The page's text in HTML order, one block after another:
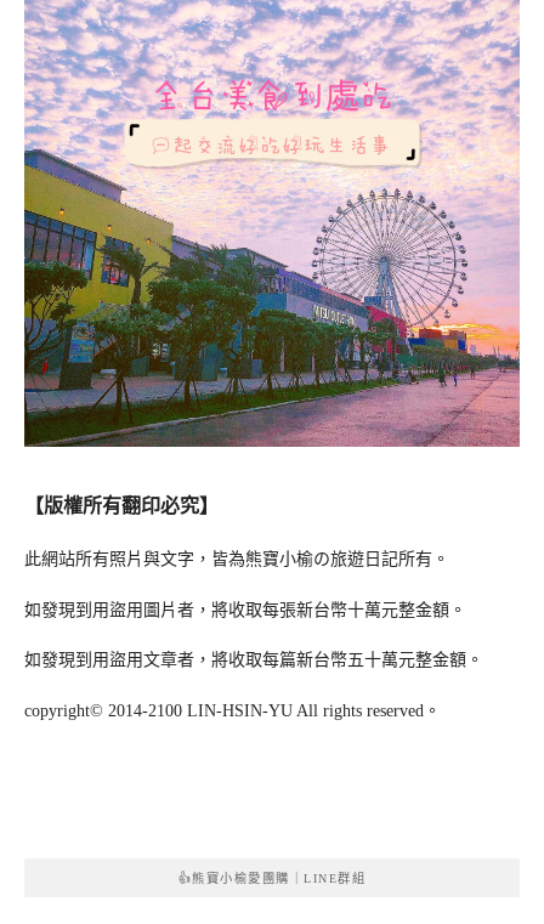
【版權所有翻印必究】
此網站所有照片與文字，皆為熊寶小榆の旅遊日記所有。
如發現到用盜用圖片者，將收取每張新台幣十萬元整金額。
如發現到用盜用文章者，將收取每篇新台幣五十萬元整金額。
copyright© 2014-2100 LIN-HSIN-YU All rights reserved。
👍熊寶小榆愛團購｜LINE群組